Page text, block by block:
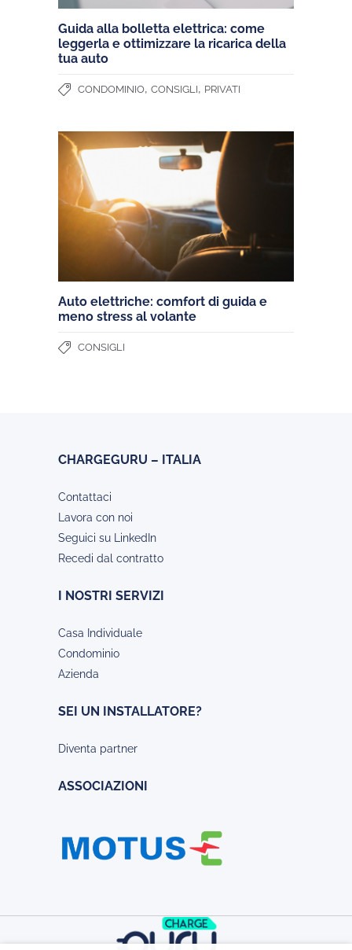
Guida alla bolletta elettrica: come
leggerla e ottimizzare la ricarica della
tua auto
CONDOMINIO, CONSIGLI, PRIVATI
Auto elettriche: comfort di guida e
meno stress al volante
CONSIGLI
CHARGEGURU – ITALIA
Contattaci
Lavora con noi
Seguici su LinkedIn
Recedi dal contratto
I NOSTRI SERVIZI
Casa Individuale
Condominio
Azienda
SEI UN INSTALLATORE?
Diventa partner
ASSOCIAZIONI